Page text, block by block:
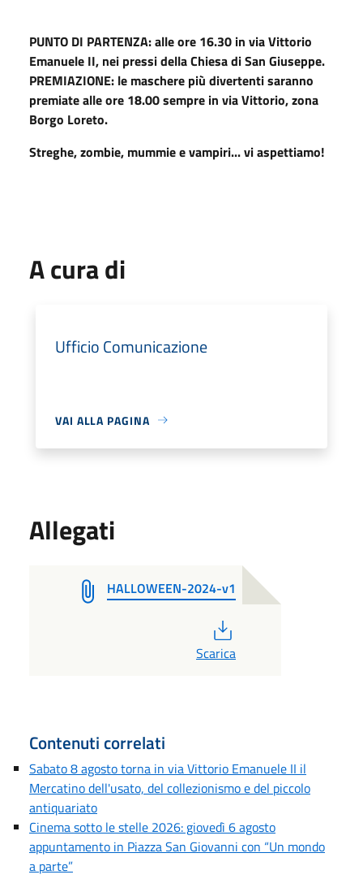
PUNTO DI PARTENZA: alle ore 16.30 in via Vittorio
Emanuele II, nei pressi della Chiesa di San Giuseppe.
PREMIAZIONE: le maschere più divertenti saranno
premiate alle ore 18.00 sempre in via Vittorio, zona
Borgo Loreto.
Streghe, zombie, mummie e vampiri... vi aspettiamo!
A cura di
Ufficio Comunicazione
VAI ALLA PAGINA
Allegati
HALLOWEEN-2024-v1
Scarica
Contenuti correlati
Sabato 8 agosto torna in via Vittorio Emanuele II il
Mercatino dell'usato, del collezionismo e del piccolo
antiquariato
Cinema sotto le stelle 2026: giovedì 6 agosto
appuntamento in Piazza San Giovanni con “Un mondo
a parte”